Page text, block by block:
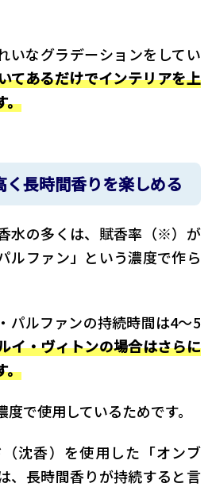
いなグラデーションをしてい
てあるだけでインテリアを上
。
く長時間香りを楽しめる
水の多くは、賦香率（※）が
ルファン」という濃度で作ら
パルファンの持続時間は4〜5
イ・ヴィトンの場合はさらに
。
で使用しているためです。
沈香）を使用した「オンブ
、長時間香りが持続すると言